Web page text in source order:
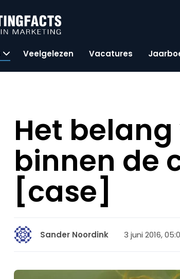
Veelgelezen Vacatures
Het
binnen de
[case]
Sander Noordink 3 juni 2016,